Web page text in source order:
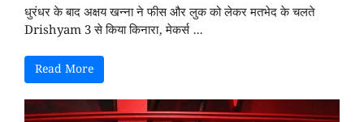
धुरंधर के बाद अक्षय खन्ना ने फीस और लुक को लेकर मतभेद के चलते
Drishyam 3 से किया किनारा, मेकर्स ...
Read More